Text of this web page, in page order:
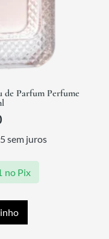
de Parfum Perfume
sem juros
no Pix